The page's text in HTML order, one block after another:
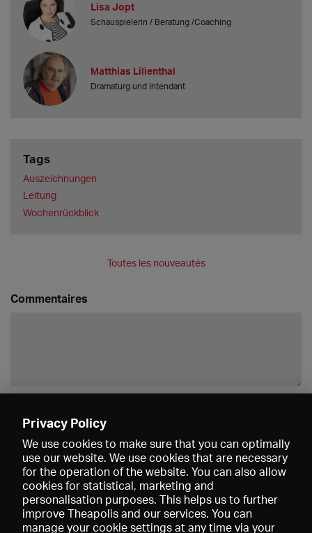
Lisa Jopt
Schauspielerin / Beratung /Coaching
Matthias Lilienthal
Dramaturg und Intendant
Tags
Auszeichnungen
Leitung
Wochenrückblick
Toutes les nouveautés
Commentaires
Privacy Policy
We use cookies to make sure that you can optimally
use our website. We use cookies that are necessary
for the operation of the website. You can also allow
cookies for statistical, marketing and
personalisation purposes. This helps us to further
improve Theapolis and our services. You can
manage your cookie settings at any time via your